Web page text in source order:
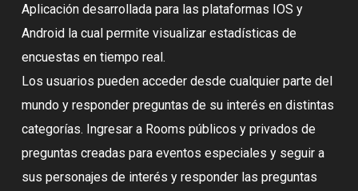
Aplicación desarrollada para las plataformas IOS y
Android la cual permite visualizar estadísticas de
encuestas en tiempo real.
Los usuarios pueden acceder desde cualquier parte del
mundo y responder preguntas de su interés en distintas
categorías. Ingresar a Rooms públicos y privados de
preguntas creadas para eventos especiales y seguir a
sus personajes de interés y responder las preguntas